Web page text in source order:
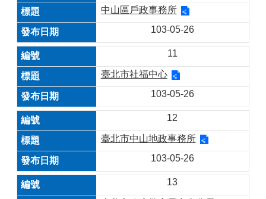
中山區戶政事務所
103-05-26
11
臺北市社福中心
103-05-26
12
臺北市中山地政事務所
103-05-26
13